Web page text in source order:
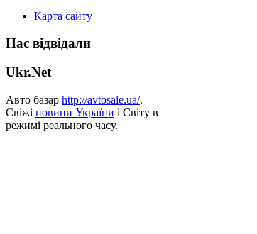
Карта сайту
Нас відвідали
Ukr.Net
Авто базар http://avtosale.ua/.
Свіжі новини України і Світу в
режимі реального часу.